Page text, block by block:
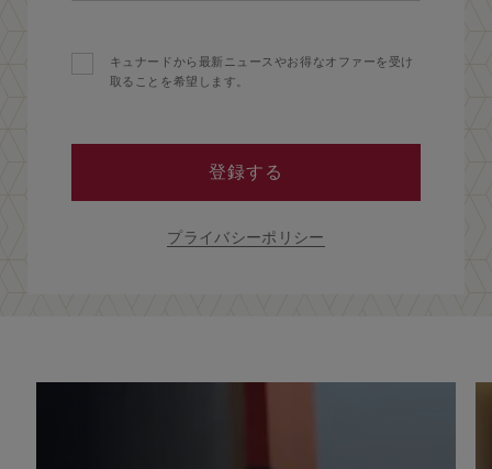
キュナードから最新ニュースやお得なオファーを受け
取ることを希望します。
登録する
プライバシーポリシー